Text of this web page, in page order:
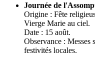
Journée de
Origine : Fête
Vierge Marie au ciel.
Date : 15 août.
Observance : Messes
festivités locales.